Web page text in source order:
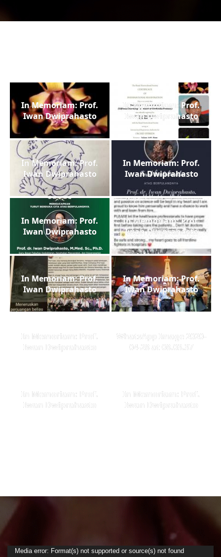
In Memoriam: Prof.
Iwan Dwiprahasto
In Memoriam: Prof.
Iwan Dwiprahasto
In Memoriam: Prof.
Iwan Dwiprahasto
In Memoriam: Prof.
Iwan Dwiprahasto
In Memoriam: Prof.
Iwan Dwiprahasto
In Memoriam: Prof.
Iwan Dwiprahasto
In Memoriam: Prof.
Iwan Dwiprahasto
In Memoriam: Prof.
Iwan Dwiprahasto
In Memoriam: Prof.
Iwan Dwiprahasto
WhatsApp Image 2020-
04-28 at 08.03.37
In Memoriam: Prof.
Iwan Dwiprahasto
In Memoriam: Prof.
Iwan Dwiprahasto
Video
Media error: Format(s) not supported or source(s) not found